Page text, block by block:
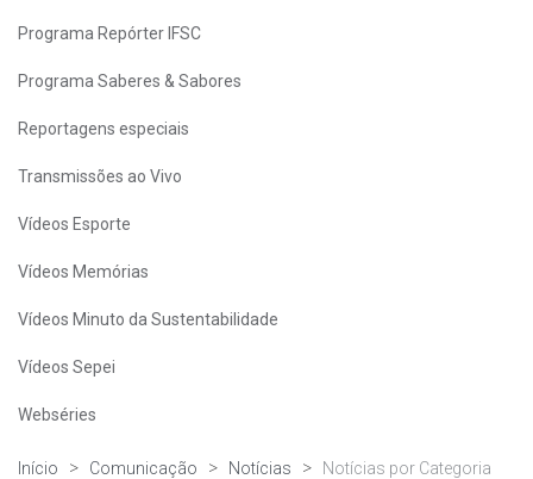
Programa Repórter IFSC
Programa Saberes & Sabores
Reportagens especiais
Transmissões ao Vivo
Vídeos Esporte
Vídeos Memórias
Vídeos Minuto da Sustentabilidade
Vídeos Sepei
Webséries
Início Comunicação Notícias Notícias por Categoria